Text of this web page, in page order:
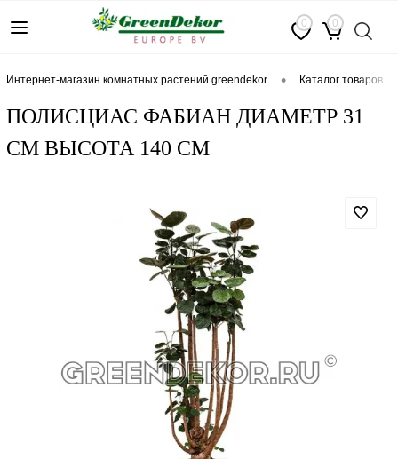
0 0
интернет-магазин комнатных растений greendekor • каталог товаров
ПОЛИСЦИАС ФАБИАН ДИАМЕТР 31
СМ ВЫСОТА 140 СМ